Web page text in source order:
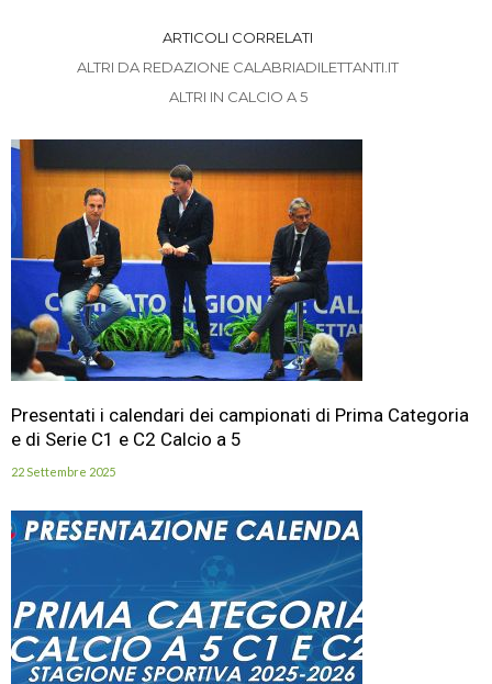
ARTICOLI CORRELATI
ALTRI DA REDAZIONE CALABRIADILETTANTI.IT
ALTRI IN CALCIO A 5
Presentati i calendari dei campionati di Prima Categoria
e di Serie C1 e C2 Calcio a 5
22 Settembre 2025